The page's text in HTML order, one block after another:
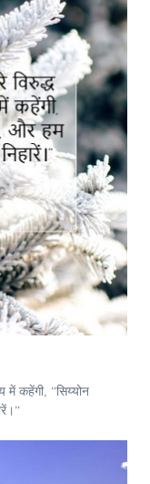
में कहेंगी, “सिय्योन